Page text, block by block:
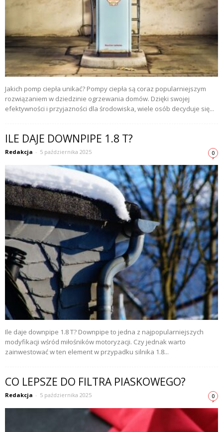
Jakich pomp ciepła unikać? Pompy ciepła są coraz popularniejszym
rozwiązaniem w dziedzinie ogrzewania domów. Dzięki swojej
efektywności i przyjazności dla środowiska, wiele osób decyduje się...
ILE DAJE DOWNPIPE 1.8 T?
Redakcja - 5 października 2025 0
Ile daje downpipe 1.8 T? Downpipe to jedna z najpopularniejszych
modyfikacji wśród miłośników motoryzacji. Czy jednak warto
zainwestować w ten element w przypadku silnika 1.8...
CO LEPSZE DO FILTRA PIASKOWEGO?
Redakcja - 5 października 2025 0